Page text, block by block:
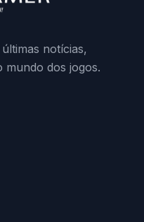
autorizados
notícias,
mundo dos jogos.